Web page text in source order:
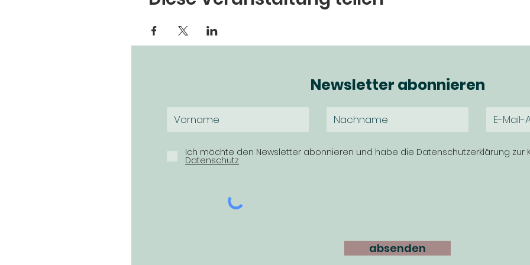
Newsletter abonnieren
Ich möchte den Newsletter abonnieren und habe die Datenschutzerklärung zur
Datenschutz
absenden